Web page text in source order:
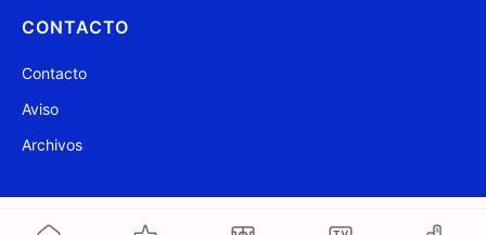
CONTACTO
Contacto
Aviso
Archivos